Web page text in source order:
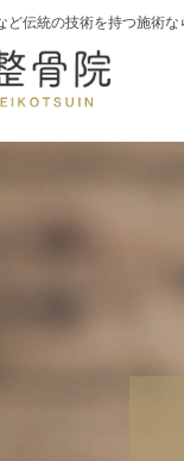
ど伝統の技術を持つ施術